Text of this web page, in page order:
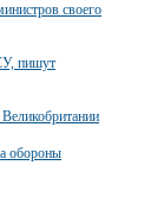
своего
пишут
обороны